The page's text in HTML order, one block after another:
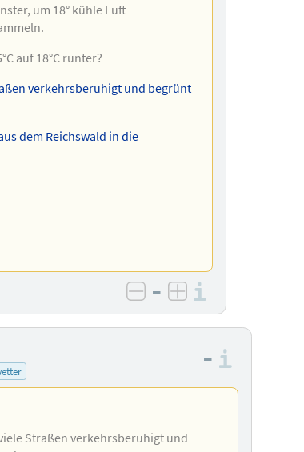
um 18° kühle Luft
auf 18°C runter?
verkehrsberuhigt und begrünt
dem Reichswald in die
negativ bewerten
– positiv bewerten
–
Straßen verkehrsberuhigt und